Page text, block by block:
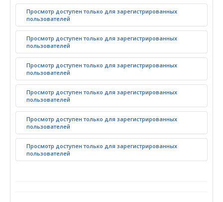
Просмотр доступен только для зарегистрированных
пользователей
Просмотр доступен только для зарегистрированных
пользователей
Просмотр доступен только для зарегистрированных
пользователей
Просмотр доступен только для зарегистрированных
пользователей
Просмотр доступен только для зарегистрированных
пользователей
Просмотр доступен только для зарегистрированных
пользователей